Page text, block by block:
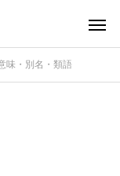
味・別名・類語